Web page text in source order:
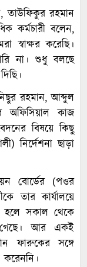
তাউফিকুর রহমান
কর্মচারী বলেন,
স্বাক্ষর করেছি।
না। শুধু বলছে
রহমান, আব্দুল
অফিসিয়াল কাজ
বিষয়ে কিছু
নির্দেশনা ছাড়া
বোর্ডের (পওর
তার কার্যালয়ে
হলে সকাল থেকে
গেছে। আর একই
ফারুকের সঙ্গে